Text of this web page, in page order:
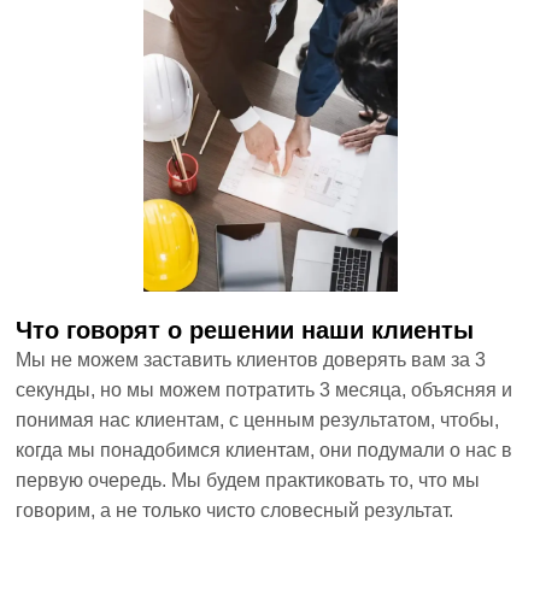
Что говорят о решении наши клиенты
Мы не можем заставить клиентов доверять вам за 3
секунды, но мы можем потратить 3 месяца, объясняя и
понимая нас клиентам, с ценным результатом, чтобы,
когда мы понадобимся клиентам, они подумали о нас в
первую очередь. Мы будем практиковать то, что мы
говорим, а не только чисто словесный результат.